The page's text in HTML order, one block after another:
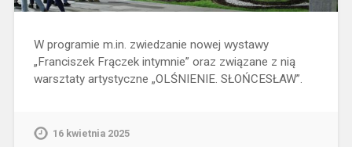
W programie m.in. zwiedzanie nowej wystawy
„Franciszek Frączek intymnie” oraz związane z nią
warsztaty artystyczne „OLŚNIENIE. SŁOŃCESŁAW”.
16 kwietnia 2025